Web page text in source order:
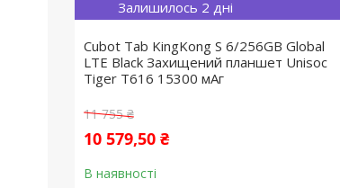
Залишилось 2 дні
Cubot Tab KingKong S 6/256GB Global
LTE Black Захищений планшет Unisoc
Tiger T616 15300 мАг
11 755 ₴
10 579,50 ₴
В наявності